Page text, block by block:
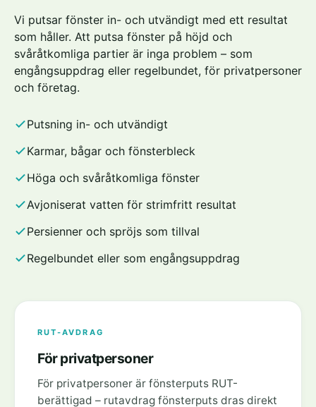
Vi putsar fönster in- och utvändigt med ett resultat
som håller. Att putsa fönster på höjd och
svåråtkomliga partier är inga problem – som
engångsuppdrag eller regelbundet, för privatpersoner
och företag.
Putsning in- och utvändigt
Karmar, bågar och fönsterbleck
Höga och svåråtkomliga fönster
Avjoniserat vatten för strimfritt resultat
Persienner och spröjs som tillval
Regelbundet eller som engångsuppdrag
RUT-AVDRAG
För privatpersoner
För privatpersoner är fönsterputs RUT-
berättigad – rutavdrag fönsterputs dras direkt